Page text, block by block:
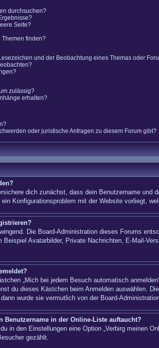
durchsuchen?
Seite?
Themen finden?
und der Beobachtung eines Themas oder
zulässig?
erhalten?
oder juristische Anfragen zu diesem Forum gibt?
dich zunächst, dass dein Benutzername
Konfigurationsproblem mit der Website vorliegt,
Die Board-Administration dieses Forums
Avatarbilder, Private Nachrichten, E-Mail-
„Mich bei jedem Besuch automatisch
du dieses Kästchen beim Anmelden auswählen.
wurde sie vermutlich von der Board-
Benutzername in der Online-Liste auftaucht?
in den Einstellungen eine Option „Verbirg meinen
gezählt.